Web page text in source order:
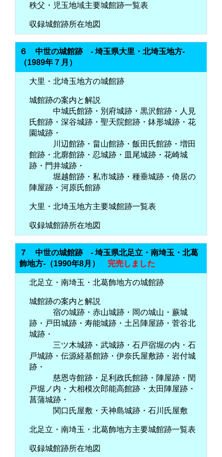
秩父・児玉地域主要城館跡一覧表
収録城館跡所在地図
６ 中世の城館跡 - 埼玉県大里・北埼玉地方-
（1989年７月）
大里・北埼玉地方の城館跡
城館跡の案内と解説
中城氏館跡・別府城跡・黒沢館跡・人見
氏館跡・深谷城跡・聖天院館跡・鉢形城跡・花
園城跡・
川辺館跡・畠山館跡・飯田氏館跡・増田
館跡・北廓館跡・忍城跡・皿尾城跡・花崎城
跡・門井城跡・
堀越館跡・私市城跡・種垂城跡・倚居の
陣屋跡・河原氏館跡
大里・北埼玉地方主要城館跡一覧表
収録城館跡所在地図
７ 中世の城館跡 - 埼玉県北足立・南埼玉・北葛
飾地方-（1990年8月） 完売しました
北足立・南埼玉・北葛飾地方の城館跡
城館跡の案内と解説
宿の城跡・赤山城跡・岡の城山・蕨城
跡・戸田城跡・寿能城跡・土呂陣屋跡・菅谷北
城跡・
三ツ木城跡・武城跡・石戸宿堀の内・石
戸城跡・伝源経基館跡・伊奈氏屋敷跡・岩付城
跡・
慈恩寺館跡・足利政氏館跡・陣屋跡・閏
戸堀ノ内・大相模次郎能高館跡・太田陣屋跡・
菖蒲城跡・
関口氏屋敷・天神島城跡・石川氏屋敷
北足立・南埼玉・北葛飾地方主要城館跡一覧表
収録城館跡所在地図